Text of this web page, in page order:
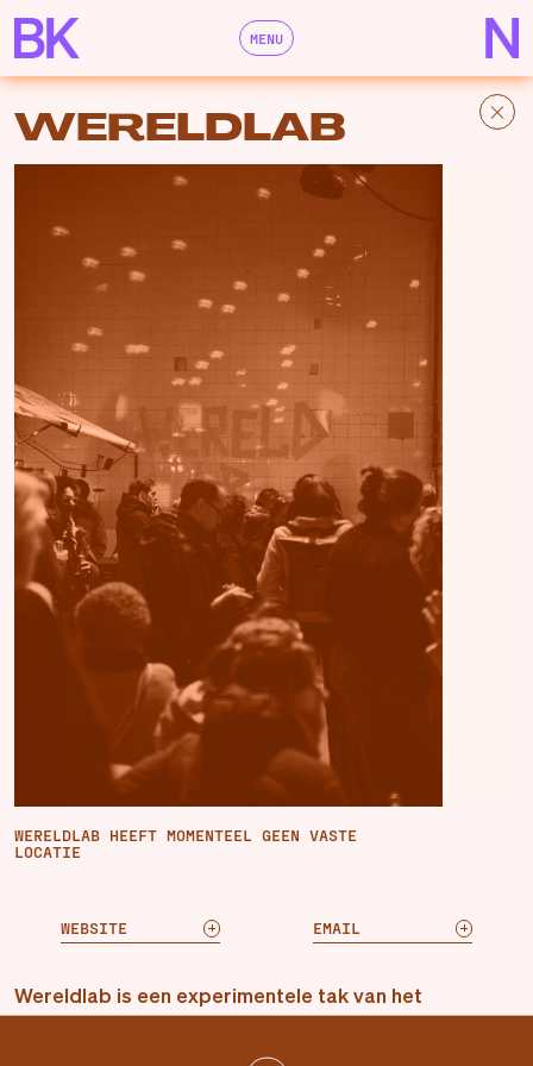
MENU
WERELDLAB
WERELDLAB HEEFT MOMENTEEL GEEN VASTE
LOCATIE
WEBSITE EMAIL
Wereldlab is een experimentele tak van het
Wereldmuseum, een nationaal museum met vier